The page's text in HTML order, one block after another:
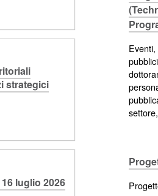
strategici
luglio 2026